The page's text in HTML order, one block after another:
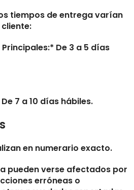
tiempos de entrega varían
De 3 a 5 días
7 a 10 días hábiles.
en numerario exacto.
pueden verse afectados por
erróneas o